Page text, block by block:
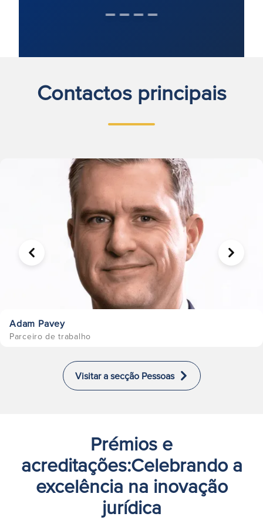
Contactos principais
Adam Pavey
Parceiro de trabalho
ANTERIOR
Visitar a secção Pessoas
Prémios e
acreditações:Celebrando a
excelência na inovação
jurídica